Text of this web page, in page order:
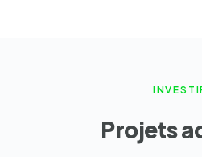
Projets